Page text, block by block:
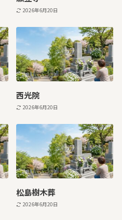
2026年6月20日
西光院
2026年6月20日
松島樹木葬
2026年6月20日